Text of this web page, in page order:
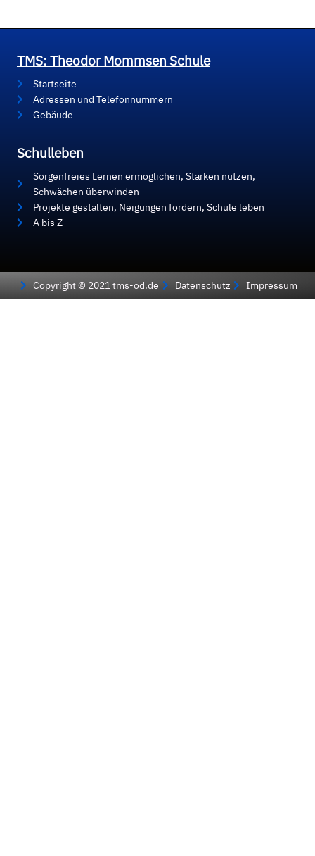
TMS: Theodor Mommsen Schule
Startseite
Adressen und Telefonnummern
Gebäude
Schulleben
Sorgenfreies Lernen ermöglichen, Stärken nutzen,
Schwächen überwinden
Projekte gestalten, Neigungen fördern, Schule leben
A bis Z
Copyright © 2021 tms-od.de Datenschutz Impressum